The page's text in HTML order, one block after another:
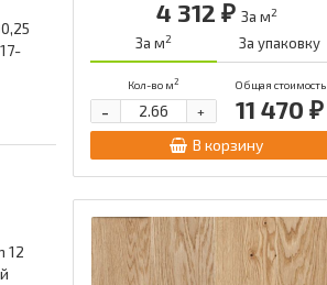
12
4 312 ₽ За м2
За м2 За упаковку
Кол-во м2 Общая стоимость
11 470 ₽
+
-
В корзину